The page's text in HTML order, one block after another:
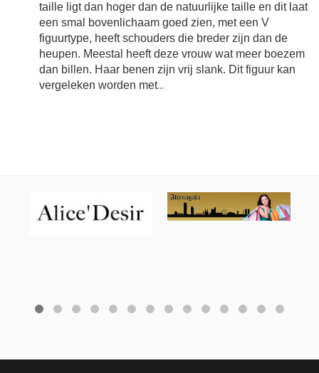
taille ligt dan hoger dan de natuurlijke taille en dit laat
een smal bovenlichaam goed zien, met een V
figuurtype, heeft schouders die breder zijn dan de
heupen. Meestal heeft deze vrouw wat meer boezem
dan billen. Haar benen zijn vrij slank. Dit figuur kan
vergeleken worden met...